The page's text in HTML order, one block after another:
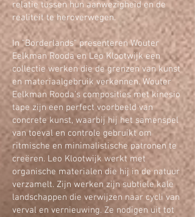
relatie tussen hun aanwezigheid en de
realiteit te heroverwegen.
In "Borderlands" presenteren Wouter
Eelkman Rooda en Leo Klootwijk een
collectie werken die de grenzen van kunst
en materiaalgebruik verkennen. Wouter
Eelkman Rooda's composities met kinesio
tape zijn een perfect voorbeeld van
concrete kunst, waarbij hij het samenspel
van toeval en controle gebruikt om
ritmische en minimalistische patronen te
creëren. Leo Klootwijk werkt met
organische materialen die hij in de natuur
verzamelt. Zijn werken zijn subtiele kale
landschappen die verwijzen naar cycli van
verval en vernieuwing. Ze nodigen uit tot